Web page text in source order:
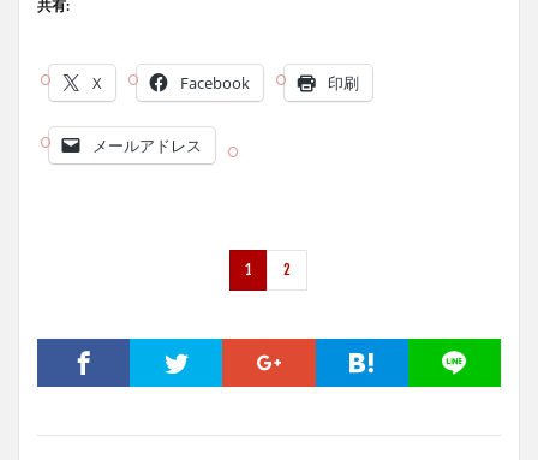
共有:
X Facebook 印刷
メールアドレス
1 2